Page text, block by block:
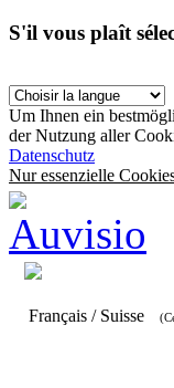
S'il vous plaît
Um Ihnen ein
der Nutzung aller
Datenschutz
Nur essenzielle
Français / Suisse